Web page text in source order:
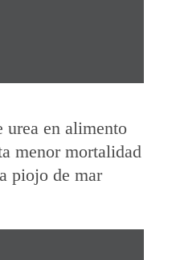
urea en alimento
menor mortalidad
piojo de mar